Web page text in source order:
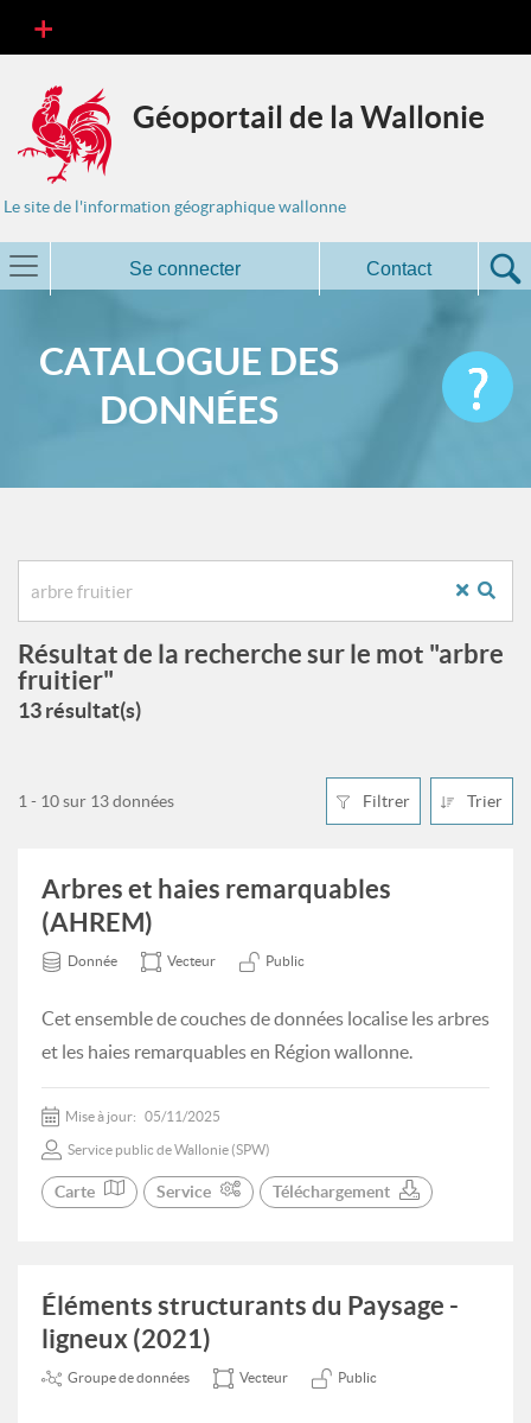
Géoportail de la Wallonie
Le site de l'information géographique wallonne
Se connecter Contact
CATALOGUE DES
DONNÉES
Résultat de la recherche sur le mot "arbre
fruitier"
13 résultat(s)
Filtrer Trier
1 - 10 sur 13 données
Arbres et haies remarquables
(AHREM)
Donnée Vecteur Public
Cet ensemble de couches de données localise les arbres
et les haies remarquables en Région wallonne.
Mise à jour: 05/11/2025
Service public de Wallonie (SPW)
Carte Service Téléchargement
Éléments structurants du Paysage -
ligneux (2021)
Groupe de données Vecteur Public